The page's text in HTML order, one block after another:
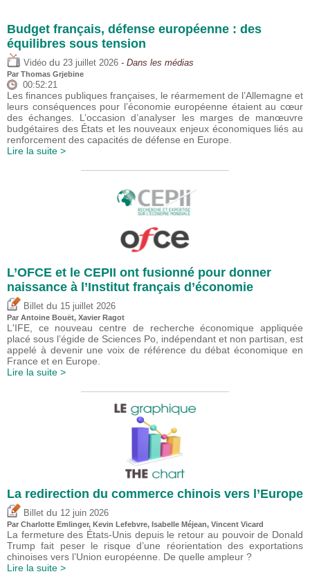
Budget français, défense européenne : des
équilibres sous tension
Vidéo du 23 juillet 2026 - Dans les médias
Par Thomas Grjebine
00:52:21
Les finances publiques françaises, le réarmement de l’Allemagne et
leurs conséquences pour l’économie européenne étaient au cœur
des échanges. L’occasion d’analyser les marges de manœuvre
budgétaires des États et les nouveaux enjeux économiques liés au
renforcement des capacités de défense en Europe.
Lire la suite >
L’OFCE et le CEPII ont fusionné pour donner
naissance à l’Institut français d’économie
Billet du 15 juillet 2026
Par Antoine Bouët, Xavier Ragot
L'IFE, ce nouveau centre de recherche économique appliquée
placé sous l’égide de Sciences Po, indépendant et non partisan, est
appelé à devenir une voix de référence du débat économique en
France et en Europe.
Lire la suite >
La redirection du commerce chinois vers l’Europe
Billet du 12 juin 2026
Par Charlotte Emlinger, Kevin Lefebvre, Isabelle Méjean, Vincent Vicard
La fermeture des États-Unis depuis le retour au pouvoir de Donald
Trump fait peser le risque d’une réorientation des exportations
chinoises vers l’Union européenne. De quelle ampleur ?
Lire la suite >